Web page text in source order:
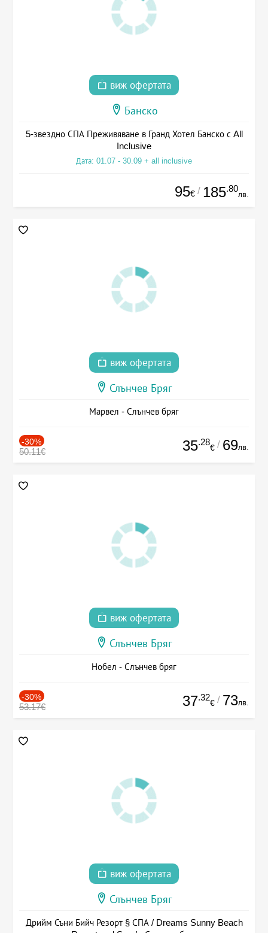
виж офертата
Банско
5-звездно СПА Преживяване в Гранд Хотел Банско с All
Inclusive
Дата: 01.07 - 30.09 + all inclusive
95€ / 185.80
лв.
виж офертата
Слънчев Бряг
Марвел - Слънчев бряг
-30%
50.11€ 35.28
€ / 69лв.
виж офертата
Слънчев Бряг
Нобел - Слънчев бряг
-30%
53.17€ 37.32
€ / 73лв.
виж офертата
Слънчев Бряг
Дрийм Съни Бийч Резорт § СПА / Dreams Sunny Beach